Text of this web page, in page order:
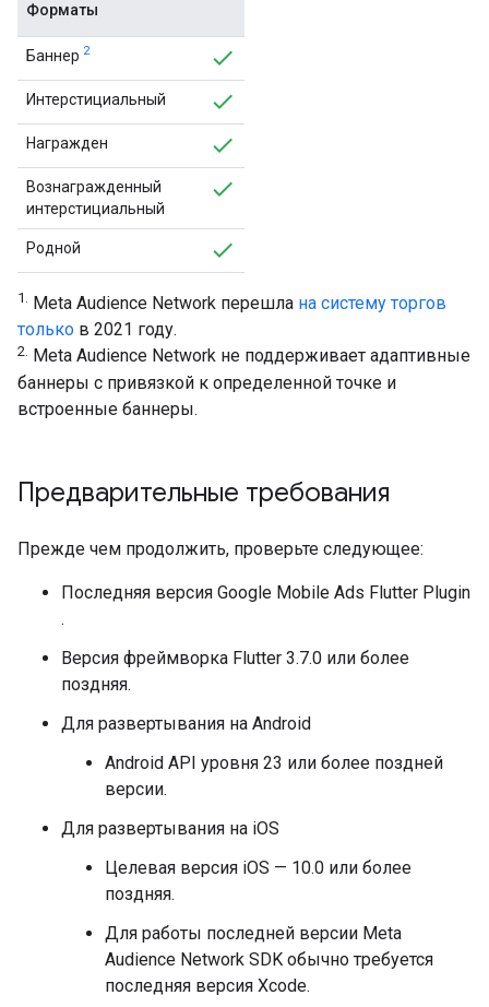
Форматы
Баннер 2
Интерстициальный
Награжден
Вознагражденный
интерстициальный
Родной
1. Meta Audience Network перешла на систему торгов
только в 2021 году.
2.
Meta Audience Network не поддерживает адаптивные
баннеры с привязкой к определенной точке и
встроенные баннеры.
Предварительные требования
Прежде чем продолжить, проверьте следующее:
Последняя версия Google Mobile Ads Flutter Plugin
.
Версия фреймворка Flutter 3.7.0 или более
поздняя.
Для развертывания на Android
Android API уровня 23 или более поздней
версии.
Для развертывания на iOS
Целевая версия iOS — 10.0 или более
поздняя.
Для работы последней версии Meta
Audience Network SDK обычно требуется
последняя версия Xcode.